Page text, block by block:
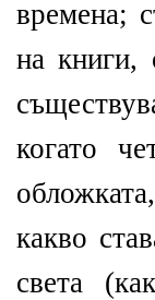
времена;
на книги,
когато
какво
света